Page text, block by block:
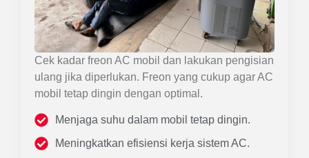
Cek kadar freon AC mobil dan lakukan pengisian
ulang jika diperlukan. Freon yang cukup agar AC
mobil tetap dingin dengan optimal.
Menjaga suhu dalam mobil tetap dingin.
Meningkatkan efisiensi kerja sistem AC.